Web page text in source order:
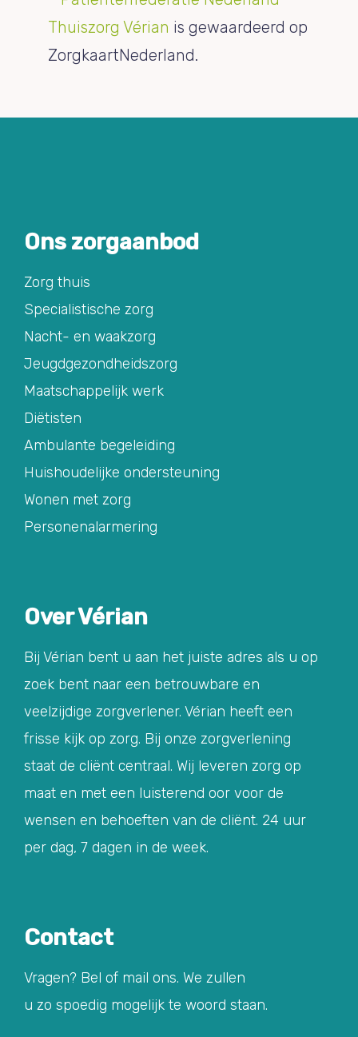
Thuiszorg Vérian is gewaardeerd op
ZorgkaartNederland.
Ons zorgaanbod
Zorg thuis
Specialistische zorg
Nacht- en waakzorg
Jeugdgezondheidszorg
Maatschappelijk werk
Diëtisten
Ambulante begeleiding
Huishoudelijke ondersteuning
Wonen met zorg
Personenalarmering
Over Vérian
Bij Vérian bent u aan het juiste adres als u op
zoek bent naar een betrouwbare en
veelzijdige zorgverlener. Vérian heeft een
frisse kijk op zorg. Bij onze zorgverlening
staat de cliënt centraal. Wij leveren zorg op
maat en met een luisterend oor voor de
wensen en behoeften van de cliënt. 24 uur
per dag, 7 dagen in de week.
Contact
Vragen? Bel of mail ons. We zullen
u zo spoedig mogelijk te woord staan.